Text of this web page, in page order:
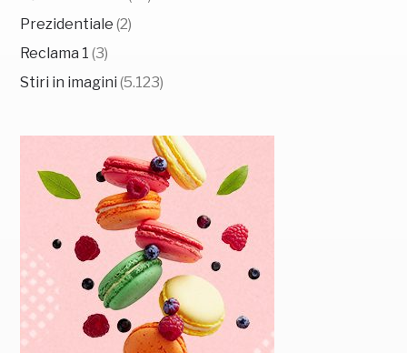
Prezidentiale (2)
Reclama 1 (3)
Stiri in imagini (5.123)